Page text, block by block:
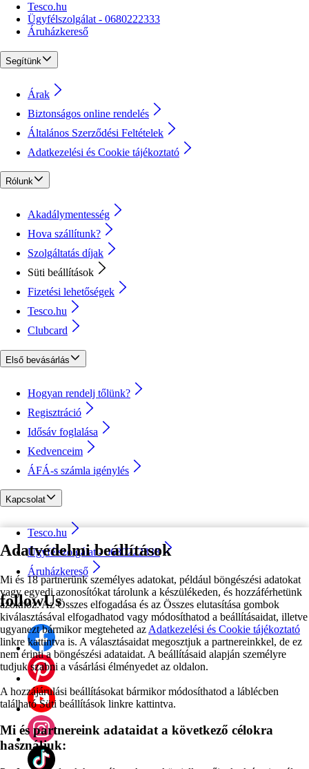
Adatvédelmi beállítások
Mi és 18 partnerünk személyes adatokat, például böngészési adatokat
vagy egyedi azonosítókat tárolunk a készülékeden, és hozzáférhetünk
azokhoz. Az Összes elfogadása és az Összes elutasítása gombok
kiválasztásával elfogadhatod vagy módosíthatod a beállításaidat, illetve
ugyanezt bármikor megteheted az Adatkezelési és Cookie tájékoztató
linkre kattintva is. A választásaidat megosztjuk a partnereinkkel, de ez
nem érinti a böngészési adataidat. A beállításaid alapján személyre
tudjuk szabni a vásárlási élményedet az oldalon.
A hozzájárulási beállításokat bármikor módosíthatod a láblécben
található Süti beállítások linkre kattintva.
Mi és partnereink adataidat a következő célokra
használjuk:
Tesco.hu
Ügyfélszolgálat - 0680222333
Áruházkereső
Segítünk
Árak
Biztonságos online rendelés
Általános Szerződési Feltételek
Adatkezelési és Cookie tájékoztató
Rólunk
Akadálymentesség
Hova szállítunk?
Szolgáltatás díjak
Süti beállítások
Fizetési lehetőségek
Tesco.hu
Clubcard
Első bevásárlás
Hogyan rendelj tőlünk?
Regisztráció
Idősáv foglalása
Kedvenceim
ÁFÁ-s számla igénylés
Kapcsolat
Tesco.hu
Ügyfélszolgálat - 0680222333
Áruházkereső
followUs